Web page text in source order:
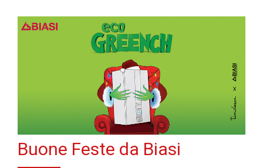
Buone Feste da Biasi